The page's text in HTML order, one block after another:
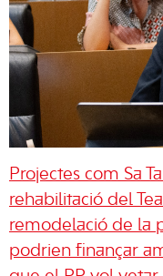
Projectes com Sa
rehabilitació del
remodelació de la
podrien finançar